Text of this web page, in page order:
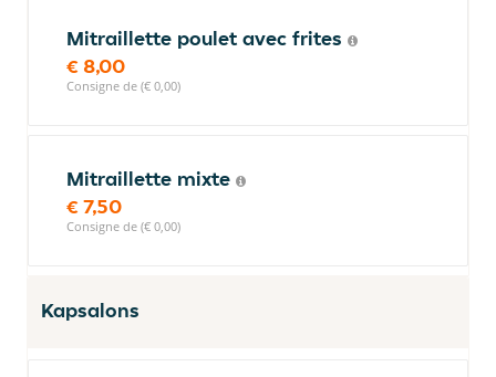
Mitraillette poulet avec frites
€ 8,00
Consigne de (€ 0,00)
Mitraillette mixte
€ 7,50
Consigne de (€ 0,00)
Kapsalons